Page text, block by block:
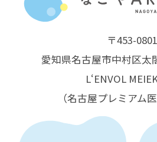
〒453-0801
愛知県名古屋市中村区太
L‘ENVOL
（名古屋プレミアム